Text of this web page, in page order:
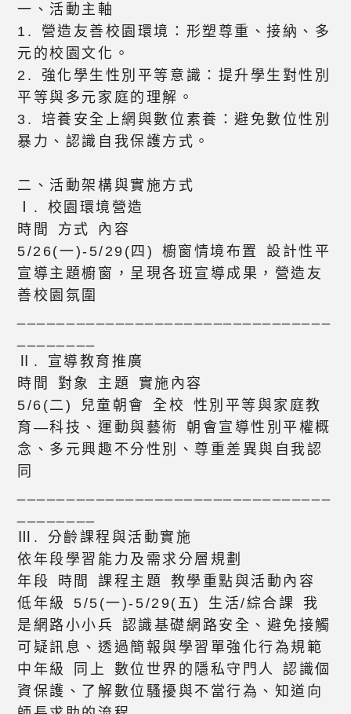
一、活動主軸
1. 營造友善校園環境：形塑尊重、接納、多
元的校園文化。
2. 強化學生性別平等意識：提升學生對性別
平等與多元家庭的理解。
3. 培養安全上網與數位素養：避免數位性別
暴力、認識自我保護方式。
二、活動架構與實施方式
Ⅰ. 校園環境營造
時間 方式 內容
5/26(一)-5/29(四) 櫥窗情境布置 設計性平
宣導主題櫥窗，呈現各班宣導成果，營造友
善校園氛圍
Ⅱ. 宣導教育推廣
時間 對象 主題 實施內容
5/6(二) 兒童朝會 全校 性別平等與家庭教
育—科技、運動與藝術 朝會宣導性別平權概
念、多元興趣不分性別、尊重差異與自我認
同
Ⅲ. 分齡課程與活動實施
依年段學習能力及需求分層規劃
年段 時間 課程主題 教學重點與活動內容
低年級 5/5(一)-5/29(五) 生活/綜合課 我
是網路小小兵 認識基礎網路安全、避免接觸
可疑訊息、透過簡報與學習單強化行為規範
中年級 同上 數位世界的隱私守門人 認識個
資保護、了解數位騷擾與不當行為、知道向